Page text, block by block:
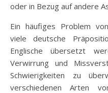
oder in Bezug auf andere
Ein häufiges Problem
viele deutsche
Englische übersetzt
Verwirrung und
Schwierigkeiten zu
verschiedenen Arten